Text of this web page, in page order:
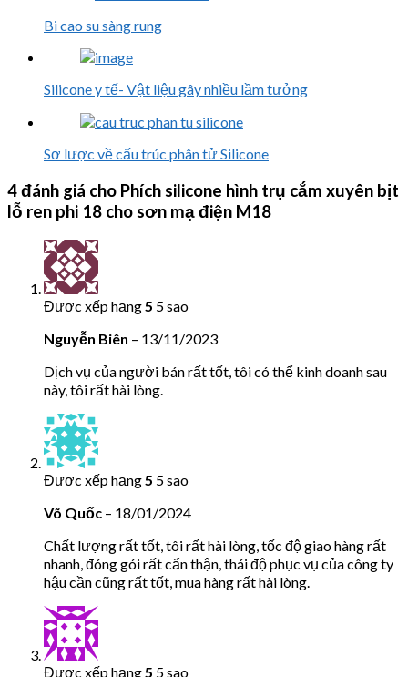
Bi cao su sàng rung
Silicone y tế- Vật liệu gây nhiều lầm tưởng
Sơ lược về cấu trúc phân tử Silicone
4 đánh giá cho Phích silicone hình trụ cắm xuyên bịt
lỗ ren phi 18 cho sơn mạ điện M18
Được xếp hạng 5 5 sao
Nguyễn Biên – 13/11/2023
Dịch vụ của người bán rất tốt, tôi có thể kinh doanh sau
này, tôi rất hài lòng.
Được xếp hạng 5 5 sao
Võ Quốc – 18/01/2024
Chất lượng rất tốt, tôi rất hài lòng, tốc độ giao hàng rất
nhanh, đóng gói rất cẩn thận, thái độ phục vụ của công ty
hậu cần cũng rất tốt, mua hàng rất hài lòng.
Được xếp hạng 5 5 sao